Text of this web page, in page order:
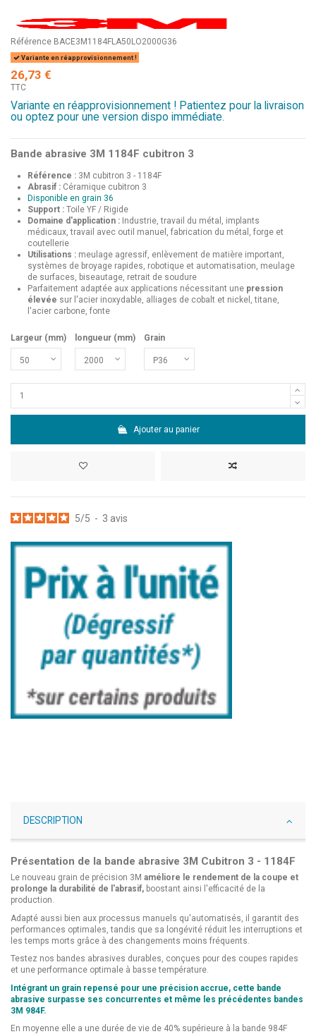
Référence BACE3M1184FLA50LO2000G36
Variante en réapprovisionnement !
26,73 €
TTC
Variante en réapprovisionnement ! Patientez pour la livraison
ou optez pour une version dispo immédiate.
Bande abrasive 3M 1184F cubitron 3
Référence : 3M cubitron 3 - 1184F
Abrasif : Céramique cubitron 3
Disponible en grain 36
Support : Toile YF / Rigide
Domaine d'application : Industrie, travail du métal, implants
médicaux, travail avec outil manuel, fabrication du métal, forge et
coutellerie
Utilisations : meulage agressif, enlèvement de matière important,
systèmes de broyage rapides, robotique et automatisation, meulage
de surfaces, biseautage, retrait de soudure
Parfaitement adaptée aux applications nécessitant une pression
élevée sur l'acier inoxydable, alliages de cobalt et nickel, titane,
l'acier carbone, fonte
Largeur (mm) longueur (mm) Grain
Ajouter au panier
5/5 - 3 avis
DESCRIPTION
Présentation de la bande abrasive 3M Cubitron 3 - 1184F
Le nouveau grain de précision 3M améliore le rendement de la coupe et
prolonge la durabilité de l'abrasif, boostant ainsi l'efficacité de la
production.
Adapté aussi bien aux processus manuels qu'automatisés, il garantit des
performances optimales, tandis que sa longévité réduit les interruptions et
les temps morts grâce à des changements moins fréquents.
Testez nos bandes abrasives durables, conçues pour des coupes rapides
et une performance optimale à basse température.
Intégrant un grain repensé pour une précision accrue, cette bande
abrasive surpasse ses concurrentes et même les précédentes bandes
3M 984F.
En moyenne elle a une durée de vie de 40% supérieure à la bande 984F